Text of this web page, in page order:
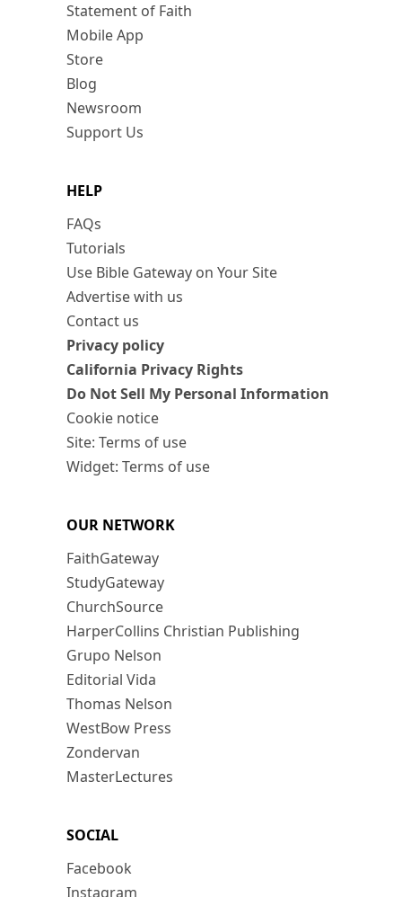
Statement of Faith
Mobile App
Store
Blog
Newsroom
Support Us
HELP
FAQs
Tutorials
Use Bible Gateway on Your Site
Advertise with us
Contact us
Privacy policy
California Privacy Rights
Do Not Sell My Personal Information
Cookie notice
Site: Terms of use
Widget: Terms of use
OUR NETWORK
FaithGateway
StudyGateway
ChurchSource
HarperCollins Christian Publishing
Grupo Nelson
Editorial Vida
Thomas Nelson
WestBow Press
Zondervan
MasterLectures
SOCIAL
Facebook
Instagram